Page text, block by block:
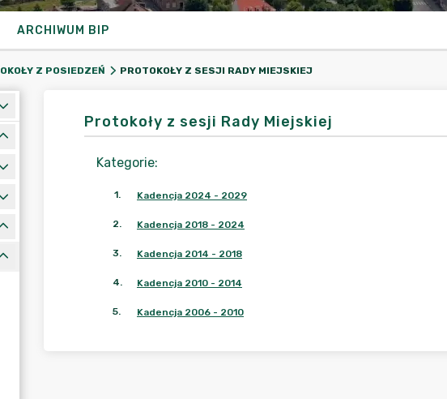
ARCHIWUM BIP
Z POSIEDZEŃ PROTOKOŁY Z SESJI RADY MIEJSKIEJ
Protokoły z sesji Rady Miejskiej
Kategorie:
1. Kadencja 2024 - 2029
2. Kadencja 2018 - 2024
3. Kadencja 2014 - 2018
4. Kadencja 2010 - 2014
5. Kadencja 2006 - 2010